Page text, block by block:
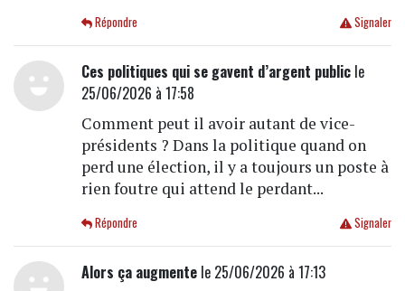
Signaler
Répondre
Ces politiques qui se gavent d’argent publicle
25/06/2026 à 17:58
Comment peut il avoir autant de vice-
présidents ? Dans la politique quand on
perd une élection, il y a toujours un poste à
rien foutre qui attend le perdant...
Signaler
Répondre
Alors ça augmentele 25/06/2026 à 17:13